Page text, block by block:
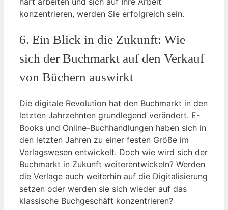
konzentrieren, werden Sie erfolgreich sein.
6. Ein Blick in die Zukunft: Wie
sich der Buchmarkt auf den Verkauf
von Büchern auswirkt
Die digitale Revolution hat den Buchmarkt in den
letzten Jahrzehnten grundlegend verändert. E-
Books und Online-Buchhandlungen haben sich in
den letzten Jahren zu einer festen Größe im
Verlagswesen entwickelt. Doch wie wird sich der
Buchmarkt in Zukunft weiterentwickeln? Werden
die Verlage auch weiterhin auf die Digitalisierung
setzen oder werden sie sich wieder auf das
klassische Buchgeschäft konzentrieren?